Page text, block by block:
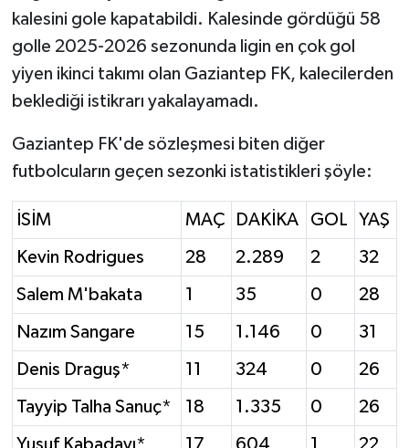
kalesini gole kapatabildi. Kalesinde gördüğü 58
golle 2025-2026 sezonunda ligin en çok gol
yiyen ikinci takımı olan Gaziantep FK, kalecilerden
beklediği istikrarı yakalayamadı.
Gaziantep FK'de sözleşmesi biten diğer
futbolcuların geçen sezonki istatistikleri şöyle:
İSİM MAÇ DAKİKA GOL YAŞ
Kevin Rodrigues 28 2.289 2 32
Salem M'bakata 1 35 0 28
Nazım Sangare 15 1.146 0 31
Denis Draguş* 11 324 0 26
Tayyip Talha Sanuç* 18 1.335 0 26